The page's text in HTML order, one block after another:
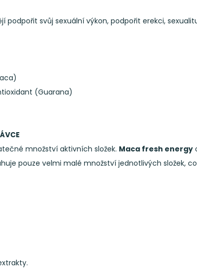
svůj sexuální výkon, podpořit erekci,
(Guarana)
množství aktivních složek. Maca fresh energy
pouze velmi malé množství jednotlivých složek,